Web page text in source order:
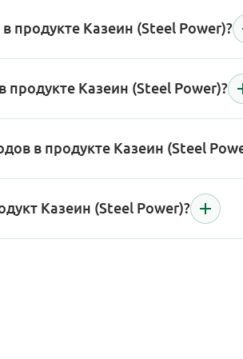
продукте Казеин (Steel Power)?
продукте Казеин (Steel Power)?
в продукте Казеин (Steel
Казеин (Steel Power)?